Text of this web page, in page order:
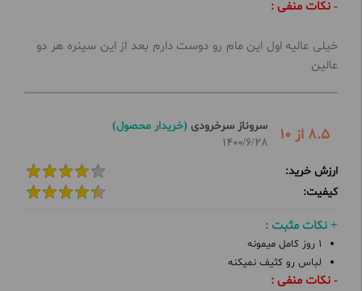
- نکات منفی :
خیلی عالیه اول این مام رو دوست دارم بعد از این سینره هر دو
عالین
8.5 از 10 سروناز سرخرودی (خریدار محصول)
1400/6/28
ارزش خرید:
کیفیت:
+ نکات مثبت :
1 روز کامل میمونه
لباس رو کثیف نمیکنه
- نکات منفی :